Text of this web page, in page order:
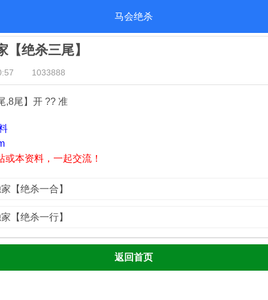
马会绝杀
【绝杀三尾】
1033888
,8尾】开 ?? 准
本资料，一起交流！
【绝杀一合】
【绝杀一行】
返回首页